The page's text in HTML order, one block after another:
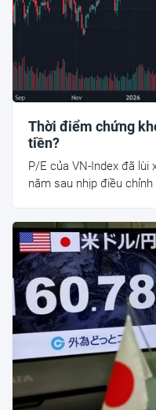
Thời điểm chứng
tiền?
P/E của VN-Index đã lùi
năm sau nhịp điều